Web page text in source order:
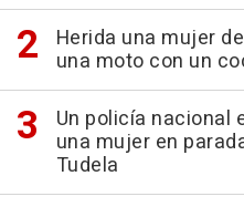
Herida una mujer
una moto con un
Un policía nacional
una mujer en
Tudela